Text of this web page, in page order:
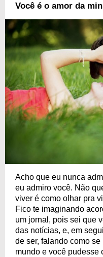
Você é o amor da
Acho que eu nunca
eu admiro você. Não
viver é como olhar pra
Fico te imaginando
um jornal, pois sei que
das notícias, e, em
de ser, falando como
mundo e você pudesse